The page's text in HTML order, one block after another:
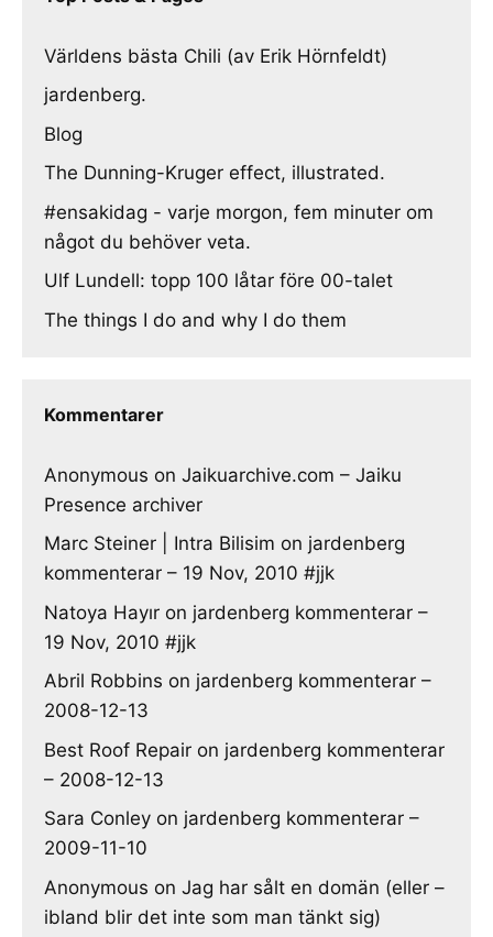
Världens bästa Chili (av Erik Hörnfeldt)
jardenberg.
Blog
The Dunning-Kruger effect, illustrated.
#ensakidag - varje morgon, fem minuter om
något du behöver veta.
Ulf Lundell: topp 100 låtar före 00-talet
The things I do and why I do them
Kommentarer
Anonymous on Jaikuarchive.com – Jaiku
Presence archiver
Marc Steiner | Intra Bilisim on jardenberg
kommenterar – 19 Nov, 2010 #jjk
Natoya Hayır on jardenberg kommenterar –
19 Nov, 2010 #jjk
Abril Robbins on jardenberg kommenterar –
2008-12-13
Best Roof Repair on jardenberg kommenterar
– 2008-12-13
Sara Conley on jardenberg kommenterar –
2009-11-10
Anonymous on Jag har sålt en domän (eller –
ibland blir det inte som man tänkt sig)